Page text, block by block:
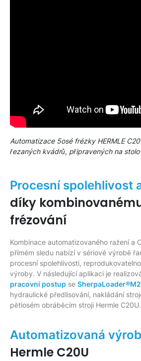
Automatizace 5osé frézky HERMLE
řezaných kvádrů, připravených na
Procesní spolehlivost
díky
frézování
Kombinace automatizovaného ražení a
přímém sledu nabízí v sériové výrobě
procesní spolehlivosti,
výroby. V následující aplikaci je
pracovní postup se
hydraulické předlisování, nakládání
pětiosém obráběcím stroji Hermle C20U.
Automatizovaná
Hermle C20U